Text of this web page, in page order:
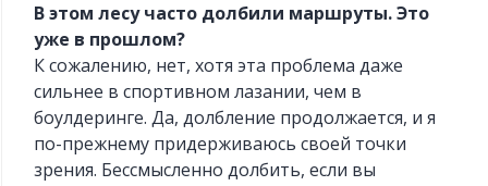
В этом лесу часто долбили маршруты. Это
уже в прошлом?
К сожалению, нет, хотя эта проблема даже
сильнее в спортивном лазании, чем в
боулдеринге. Да, долбление продолжается, и я
по-прежнему придерживаюсь своей точки
зрения. Бессмысленно долбить, если вы